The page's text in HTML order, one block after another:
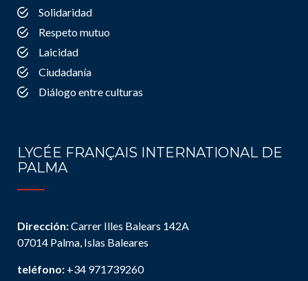
Solidaridad
Respeto mutuo
Laicidad
Ciudadanía
Diálogo entre culturas
LYCÉE FRANÇAIS INTERNATIONAL DE
PALMA
Dirección:Carrer Illes Balears 142A
07014 Palma, Islas Baleares
teléfono: +34 971739260